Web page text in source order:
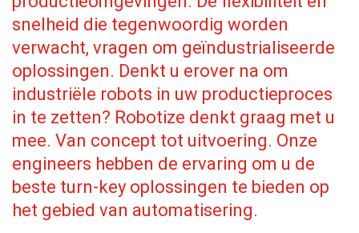
snelheid die tegenwoordig worden
verwacht, vragen om geïndustrialiseerde
oplossingen. Denkt u erover na om
industriële robots in uw productieproces
in te zetten? Robotize denkt graag met u
mee. Van concept tot uitvoering. Onze
engineers hebben de ervaring om u de
beste turn-key oplossingen te bieden op
het gebied van automatisering.